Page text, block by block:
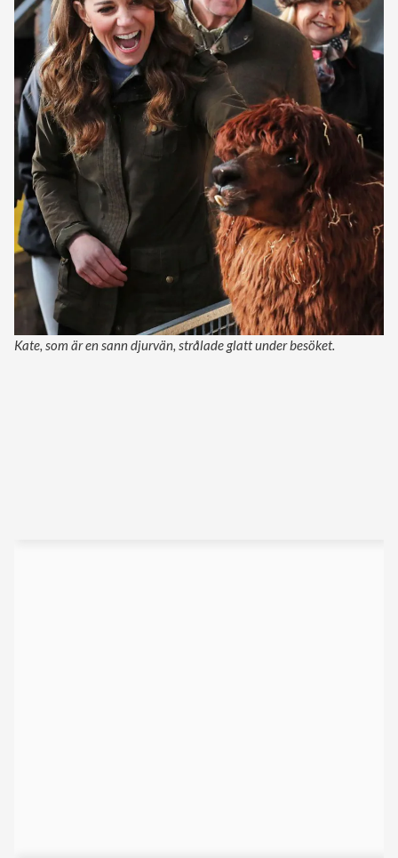
Kate, som är en sann djurvän, strålade glatt under besöket.